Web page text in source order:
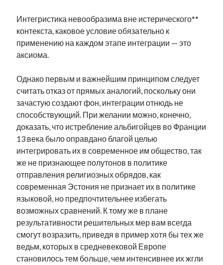
Эстония и Россия
radio narva takinada андрус ансип
ансиппиада безработица видео война
в поисках здравого смысла выборы высказывание
евросоюз интервью история кабинетные истории
книга нарва
нацменьшинства образование обучение эстонскому
памятники парад клоунов парламент партия поводырь
подкаст потеряны данные пресса программа
рийгикогу россия русский роман
русскоязычное образование
стенограмма
т.х. ильвес
танк фотоотчет экономика экономика эстонии
эстония эстонский язык
Интегристика невообразима вне истерического**
контекста, каковое условие обязательно к
применению на каждом этапе интеграции — это
аксиома.
Однако первым и важнейшим принципом следует
считать отказ от прямых аналогий, поскольку они
зачастую создают фон, интеграции отнюдь не
способствующий. При желании можно, конечно,
доказать, что истребление альбигойцев во Франции
13 века было оправдано благой целью
интегрировать их в современное им общество, так
же не признающее полутонов в политике
отправления религиозных обрядов, как
современная Эстония не признает их в политике
языковой, но предпочтительнее избегать
возможных сравнений. К тому же в плане
результативности решительных мер вам всегда
смогут возразить, приведя в пример хотя бы тех же
ведьм, которых в средневековой Европе
становилось тем больше, чем интенсивнее их жгли